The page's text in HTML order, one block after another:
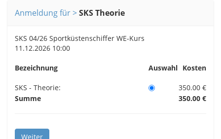
Anmeldung für SKS Theorie
SKS 04/26 Sportküstenschiffer WE-Kurs
11.12.2026 10:00
Bezeichnung Auswahl Kosten
SKS - Theorie:
350.00 €
Summe
350.00 €